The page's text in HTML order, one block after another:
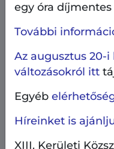
Heti kulturális ajánló
egy óra
További
Az augusztus 20-
változásokról itt
Egyéb
Híreinket is
XIII. Kerületi